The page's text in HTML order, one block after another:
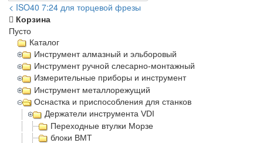
< ISO40 7:24 для торцевой фрезы
Корзина
Пусто
Каталог
Инструмент алмазный и эльборовый
Инструмент ручной слесарно-монтажный
Измерительные приборы и инструмент
Инструмент металлорежущий
Оснастка и приспособления для станков
Держатели инструмента VDI
Переходные втулки Морзе
блоки BMT